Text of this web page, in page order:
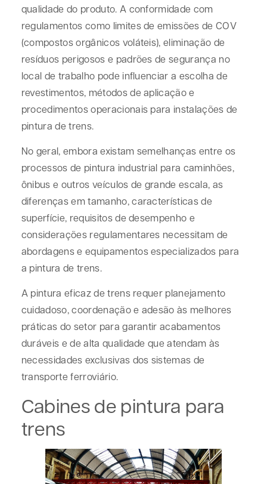
qualidade do produto. A conformidade com
regulamentos como limites de emissões de COV
(compostos orgânicos voláteis), eliminação de
resíduos perigosos e padrões de segurança no
local de trabalho pode influenciar a escolha de
revestimentos, métodos de aplicação e
procedimentos operacionais para instalações de
pintura de trens.
No geral, embora existam semelhanças entre os
processos de pintura industrial para caminhões,
ônibus e outros veículos de grande escala, as
diferenças em tamanho, características de
superfície, requisitos de desempenho e
considerações regulamentares necessitam de
abordagens e equipamentos especializados para
a pintura de trens.
A pintura eficaz de trens requer planejamento
cuidadoso, coordenação e adesão às melhores
práticas do setor para garantir acabamentos
duráveis e de alta qualidade que atendam às
necessidades exclusivas dos sistemas de
transporte ferroviário.
Cabines de pintura para
trens